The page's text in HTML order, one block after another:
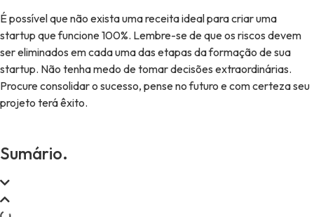
É possível que não exista uma receita ideal para criar uma
startup que funcione 100%. Lembre-se de que os riscos devem
ser eliminados em cada uma das etapas da formação de sua
startup. Não tenha medo de tomar decisões extraordinárias.
Procure consolidar o sucesso, pense no futuro e com certeza seu
projeto terá êxito.
Sumário.